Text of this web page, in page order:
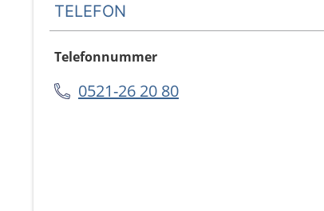
TELEFON
Telefonnummer
0521-26 20 80